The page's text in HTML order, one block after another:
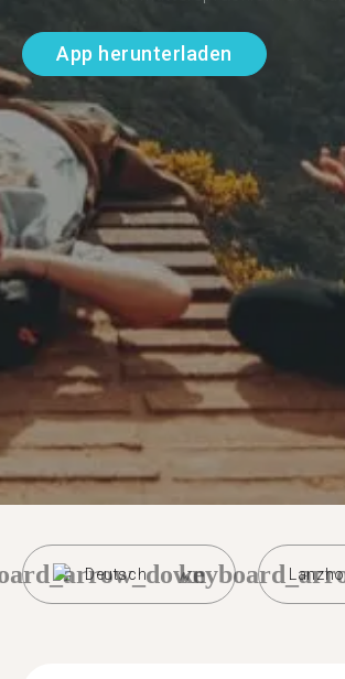
App herunterladen
Deutsch